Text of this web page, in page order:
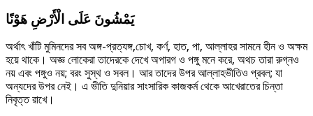
يَمْشُونَ عَلَى الْأَرْضِ هَوْنًا
অর্থাৎ খাঁটি মুমিনদের সব অঙ্গ-প্রত্যঙ্গ,চোখ, কৰ্ণ, হাত, পা, আল্লাহর সামনে হীন ও অক্ষম
হয়ে থাকে। অজ্ঞ লোকেরা তাদেরকে দেখে অপারগ ও পঙ্গু মনে করে, অথচ তারা রুগ্নও
নয় এবং পঙ্গুও নয়; বরং সুস্থ ও সবল। আর তাদের উপর আল্লাহভীতিও প্রবল; যা
অন্যদের উপর নেই। এ ভীতি দুনিয়ার সাংসারিক কাজকর্ম থেকে আখেরাতের চিন্তা
নিবৃত্ত রাখে।